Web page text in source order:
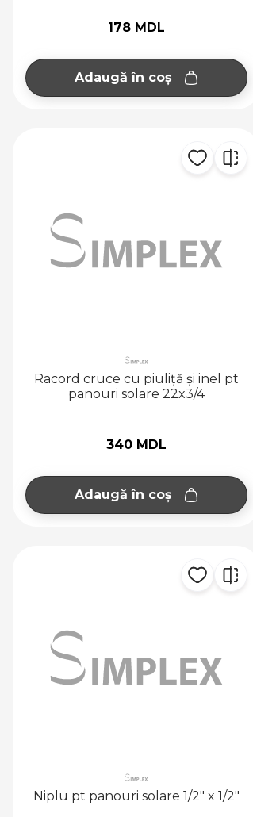
178 MDL
Adaugă în coș
Racord cruce cu piuliță și inel pt
panouri solare 22x3/4
340 MDL
Adaugă în coș
Niplu pt panouri solare 1/2" x 1/2"